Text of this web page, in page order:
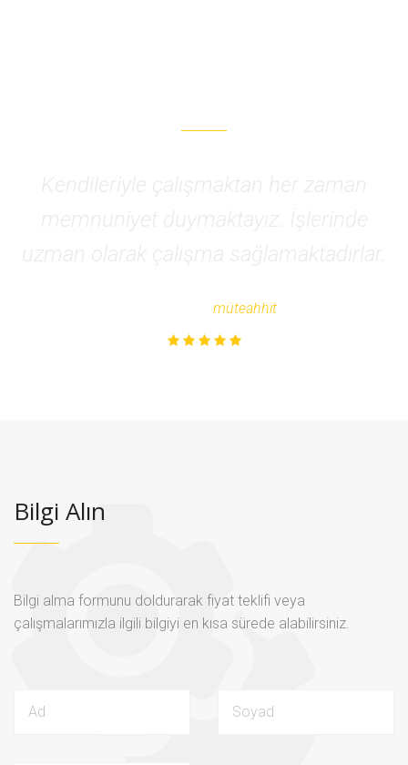
müteahhit
Bilgi Alın
Bilgi alma formunu doldurarak fiyat teklifi veya
çalışmalarımızla ilgili bilgiyi en kısa sürede alabilirsiniz.